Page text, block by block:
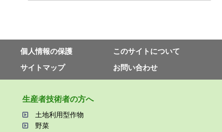
個⼈情報の保護
このサイトについて
サイトマップ
お問い合わせ
⽣産者技術者の⽅へ
⼟地利⽤型作物
野菜